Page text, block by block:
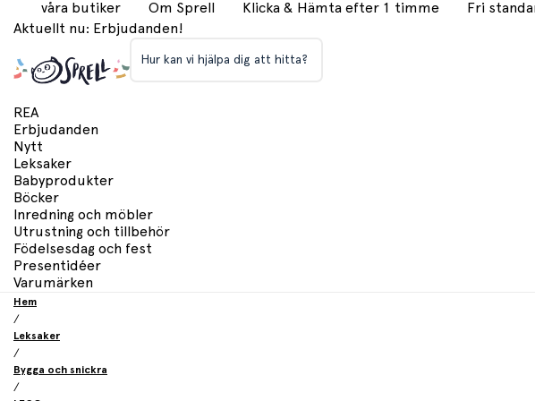
våra butiker Om Sprell Klicka & Hämta efter 1 timme
Fri
Aktuellt nu: Erbjudanden!
Hur kan vi hjälpa dig att hitta?
REA
Erbjudanden
Nytt
Leksaker
Babyprodukter
Böcker
Inredning och möbler
Utrustning och tillbehör
Födelsesdag och fest
Presentidéer
Varumärken
Hem
/
Leksaker
/
Bygga och snickra
/